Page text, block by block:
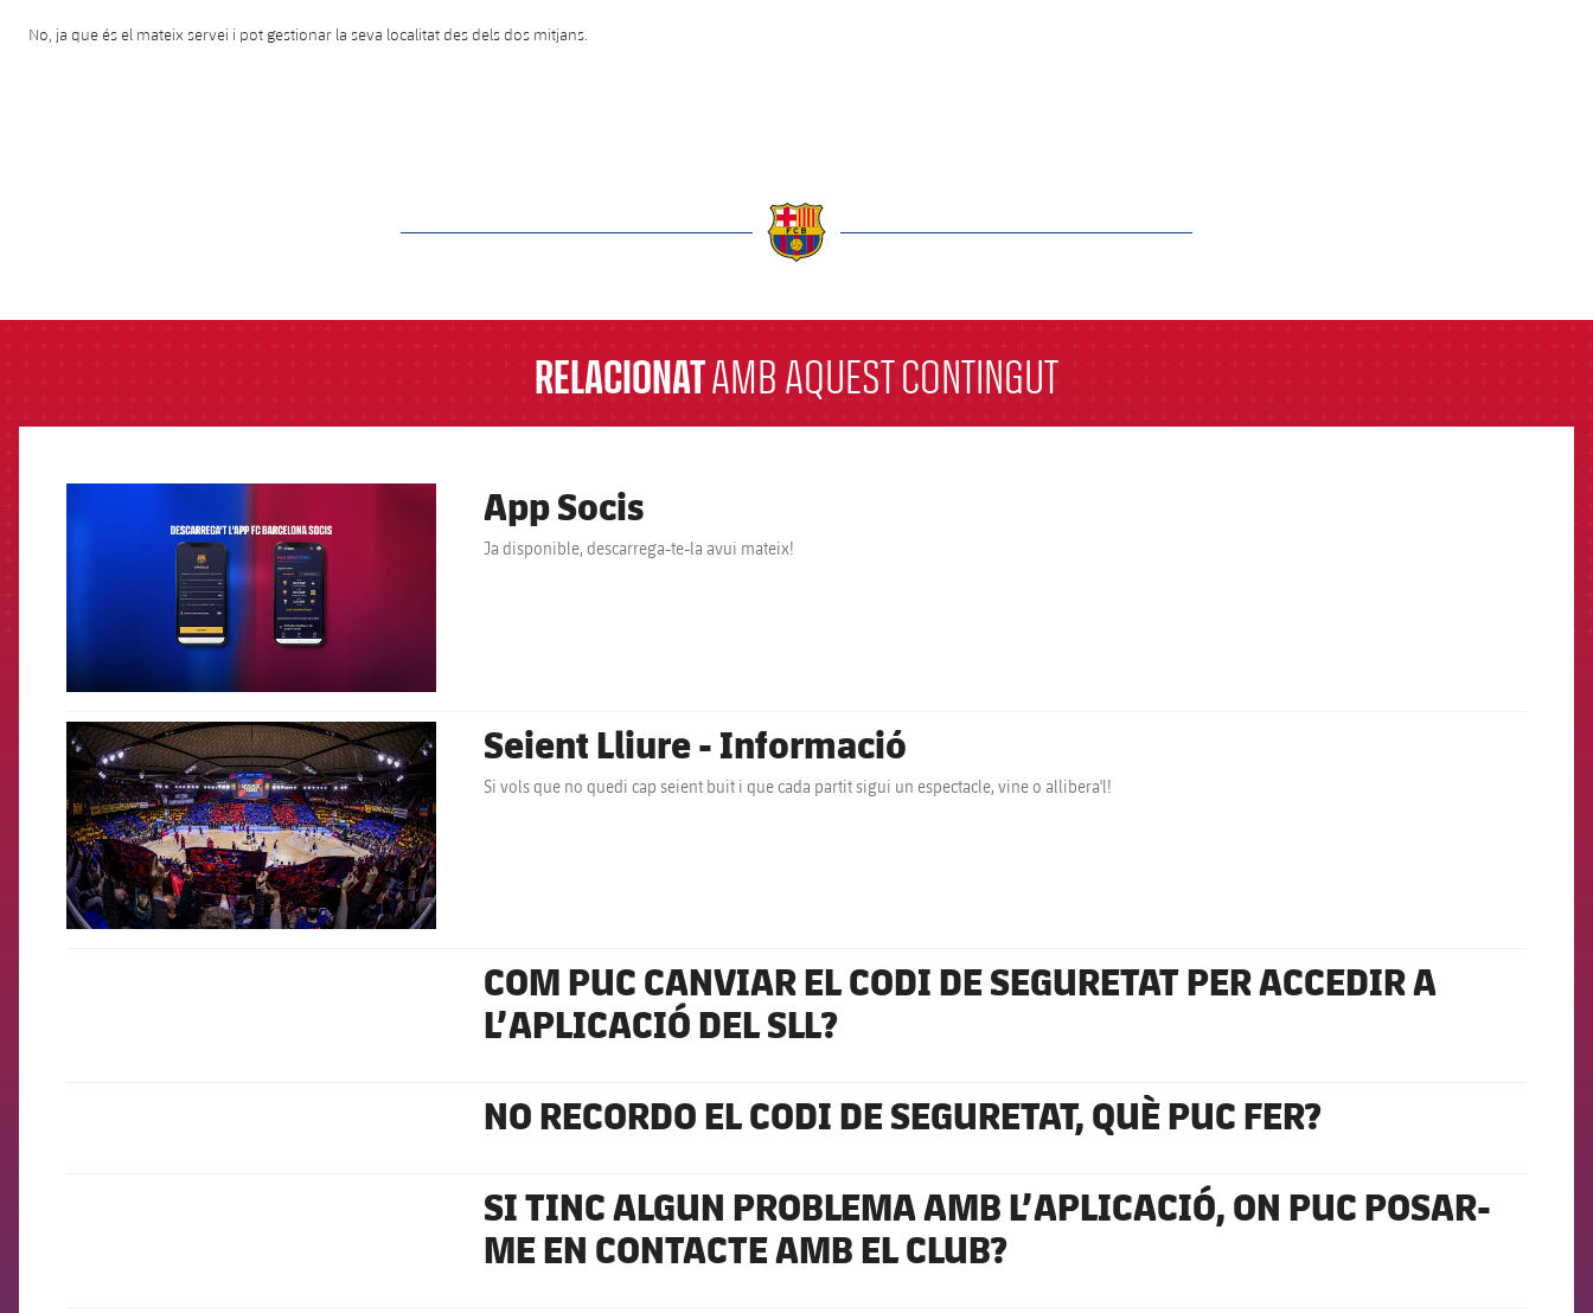
No, ja que és el mateix servei i pot gestionar la seva localitat des dels dos mitjans.
RELACIONATAMB AQUEST CONTINGUT
App Socis
Ja disponible, descarrega-te-la avui mateix!
FCB Barcelona badge Seient Lliure - Informació
Si vols que no quedi cap seient buit i que cada partit sigui un espectacle, vine o allibera'l!
COM PUC CANVIAR EL CODI DE SEGURETAT PER ACCEDIR A
L’APLICACIÓ DEL SLL?
NO RECORDO EL CODI DE SEGURETAT, QUÈ PUC FER?
SI TINC ALGUN PROBLEMA AMB L’APLICACIÓ, ON PUC POSAR-
ME EN CONTACTE AMB EL CLUB?